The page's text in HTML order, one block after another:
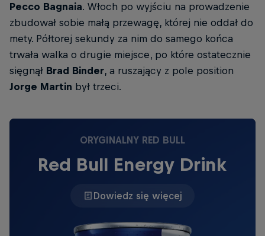
Pecco Bagnaia. Włoch po wyjściu na prowadzenie
zbudował sobie małą przewagę, której nie oddał do
mety. Półtorej sekundy za nim do samego końca
trwała walka o drugie miejsce, po które ostatecznie
sięgnął Brad Binder, a ruszający z pole position
Jorge Martin był trzeci.
ORYGINALNY RED BULL
Red Bull Energy Drink
Dowiedz się więcej